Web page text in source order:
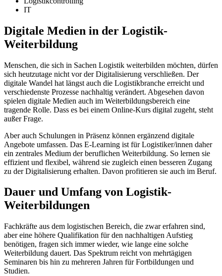
IT
Digitale Medien in der Logistik-
Weiterbildung
Menschen, die sich in Sachen Logistik weiterbilden möchten, dürfen
sich heutzutage nicht vor der Digitalisierung verschließen. Der
digitale Wandel hat längst auch die Logistikbranche erreicht und
verschiedenste Prozesse nachhaltig verändert. Abgesehen davon
spielen digitale Medien auch im Weiterbildungsbereich eine
tragende Rolle. Dass es bei einem Online-Kurs digital zugeht, steht
außer Frage.
Aber auch Schulungen in Präsenz können ergänzend digitale
Angebote umfassen. Das E-Learning ist für Logistiker/innen daher
ein zentrales Medium der beruflichen Weiterbildung. So lernen sie
effizient und flexibel, während sie zugleich einen besseren Zugang
zu der Digitalisierung erhalten. Davon profitieren sie auch im Beruf.
Dauer und Umfang von Logistik-
Weiterbildungen
Fachkräfte aus dem logistischen Bereich, die zwar erfahren sind,
aber eine höhere Qualifikation für den nachhaltigen Aufstieg
benötigen, fragen sich immer wieder, wie lange eine solche
Weiterbildung dauert. Das Spektrum reicht von mehrtägigen
Seminaren bis hin zu mehreren Jahren für Fortbildungen und
Studien.